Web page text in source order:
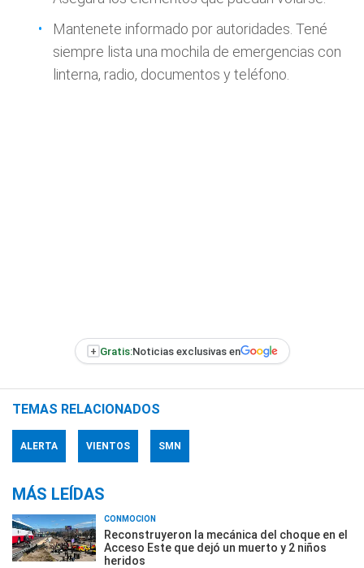
Mantenete informado por autoridades. Tené
siempre lista una mochila de emergencias con
linterna, radio, documentos y teléfono.
+ Gratis:Noticias exclusivas en
TEMAS RELACIONADOS
ALERTA VIENTOS SMN
MÁS LEÍDAS
CONMOCIÓN
Reconstruyeron la mecánica del choque en el
Acceso Este que dejó un muerto y 2 niños
heridos